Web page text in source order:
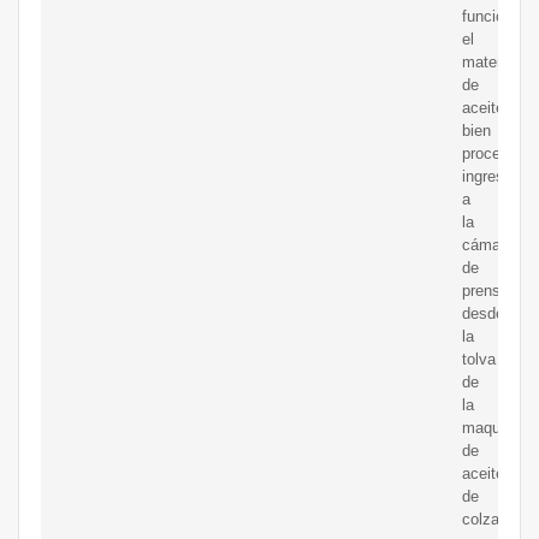
el
material
de
aceite
bien
procesado
ingresa
a
la
cámara
de
prensado
desde
la
tolva
de
la
maquinaria
de
aceite
de
colza,